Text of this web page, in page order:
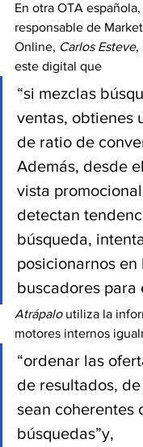
En otra OTA española,
responsable de
Online, Carlos Esteve,
este digital que
“si mezclas
ventas, obtienes
de ratio de
Además, desde
vista
detectan
búsqueda,
posicionarnos en
buscadores para
Atrápalo utiliza la
motores internos
“ordenar las
de resultados,
sean coherentes
búsquedas”y,